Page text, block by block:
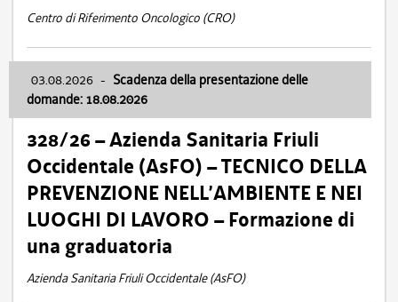
Centro di Riferimento Oncologico (CRO)
03.08.2026 - Scadenza della presentazione delle
domande: 18.08.2026
328/26 – Azienda Sanitaria Friuli
Occidentale (AsFO) – TECNICO DELLA
PREVENZIONE NELL’AMBIENTE E NEI
LUOGHI DI LAVORO – Formazione di
una graduatoria
Azienda Sanitaria Friuli Occidentale (AsFO)